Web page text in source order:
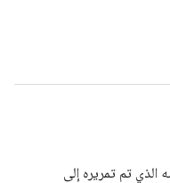
تم تمريره إلى